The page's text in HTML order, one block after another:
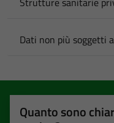
Dati non più soggetti
Quanto sono